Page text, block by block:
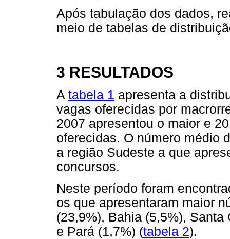
Após tabulação dos dados,
meio de tabelas de
3 RESULTADOS
A tabela 1 apresenta a
vagas oferecidas por
2007 apresentou o maior e
oferecidas. O número médio
a região Sudeste a que
concursos.
Neste período foram
os que apresentaram maior
(23,9%), Bahia (5,5%),
e Pará (1,7%) (tabela 2).